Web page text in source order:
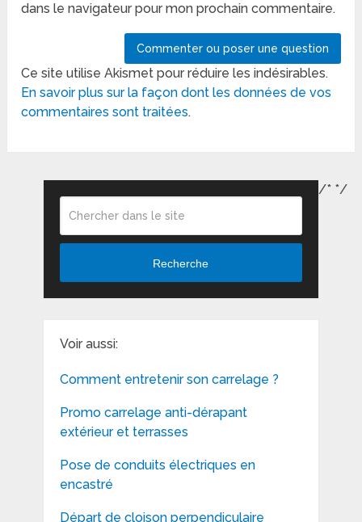
dans le navigateur pour mon prochain commentaire.
Ce site utilise Akismet pour réduire les indésirables.
En savoir plus sur la façon dont les données de vos
commentaires sont traitées.
Recherche
Voir aussi:
Comment entretenir son carrelage ?
Promo carrelage anti-dérapant
extérieur et terrasses
Pose de conduits électriques en
encastré
Départ de cloison perpendiculaire
/* */